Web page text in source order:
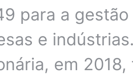
para a
e
em